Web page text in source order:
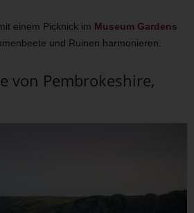
einem Picknick im Museum Gardens
und Ruinen harmonieren.
von Pembrokeshire,